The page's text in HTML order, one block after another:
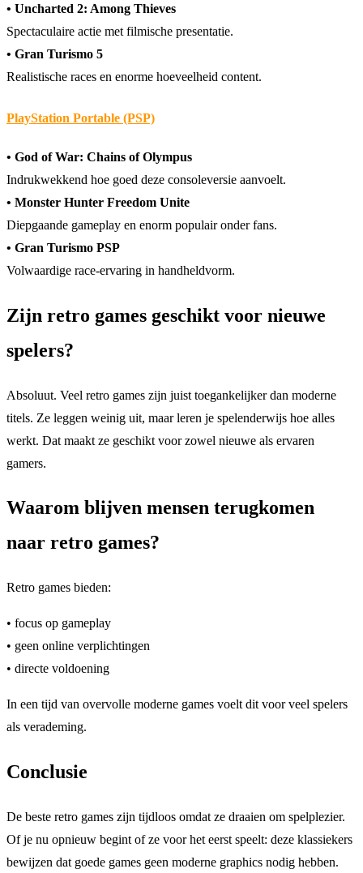
• Uncharted 2: Among Thieves
Spectaculaire actie met filmische presentatie.
• Gran Turismo 5
Realistische races en enorme hoeveelheid content.
PlayStation Portable (PSP)
• God of War: Chains of Olympus
Indrukwekkend hoe goed deze consoleversie aanvoelt.
• Monster Hunter Freedom Unite
Diepgaande gameplay en enorm populair onder fans.
• Gran Turismo PSP
Volwaardige race-ervaring in handheldvorm.
Zijn retro games geschikt voor nieuwe
spelers?
Absoluut. Veel retro games zijn juist toegankelijker dan moderne
titels. Ze leggen weinig uit, maar leren je spelenderwijs hoe alles
werkt. Dat maakt ze geschikt voor zowel nieuwe als ervaren
gamers.
Waarom blijven mensen terugkomen
naar retro games?
Retro games bieden:
• focus op gameplay
• geen online verplichtingen
• directe voldoening
In een tijd van overvolle moderne games voelt dit voor veel spelers
als verademing.
Conclusie
De beste retro games zijn tijdloos omdat ze draaien om spelplezier.
Of je nu opnieuw begint of ze voor het eerst speelt: deze klassiekers
bewijzen dat goede games geen moderne graphics nodig hebben.